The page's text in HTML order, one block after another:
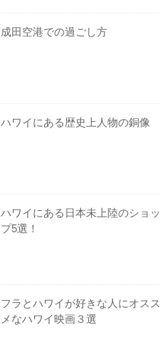
成田空港での過ごし方
ハワイにある歴史上人物の銅像
ハワイにある日本未上陸のショッ
プ5選！
フラとハワイが好きな人にオスス
メなハワイ映画３選